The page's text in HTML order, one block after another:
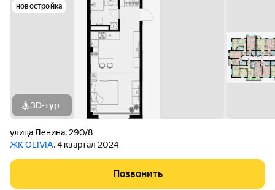
новостройка
3D-тур
улица Ленина, 290/8
ЖК OLIVIA, 4 квартал 2024
Позвонить